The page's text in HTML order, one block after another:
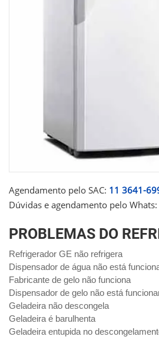
Agendamento pelo SAC: 11 3641-
Dúvidas e agendamento pelo Whats:
PROBLEMAS DO
Refrigerador GE não refrigera
Dispensador de água não está
Fabricante de gelo não funciona
Dispensador de gelo não está
Geladeira não descongela
Geladeira é barulhenta
Geladeira entupida no